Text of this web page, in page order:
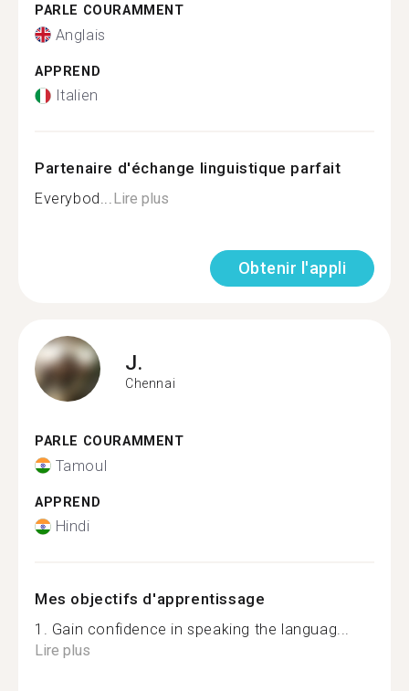
PARLE COURAMMENT
Anglais
APPREND
Italien
Partenaire d'échange linguistique parfait
Everybod...Lire plus
Obtenir l'appli
J.
Chennai
PARLE COURAMMENT
Tamoul
APPREND
Hindi
Mes objectifs d'apprentissage
1. Gain confidence in speaking the languag...
Lire plus